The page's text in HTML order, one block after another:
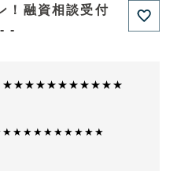
！融資相談受付
-
★★★★★★★★★★★★★